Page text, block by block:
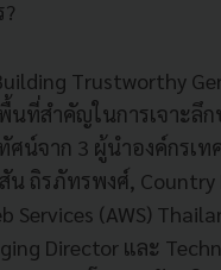
Trustworthy
นที่สำคัญในการเจาะลึก
ศน์จาก 3 ผู้นำองค์กรเท
ถิรภัทรพงศ์, Country
Services (AWS)
Director และ